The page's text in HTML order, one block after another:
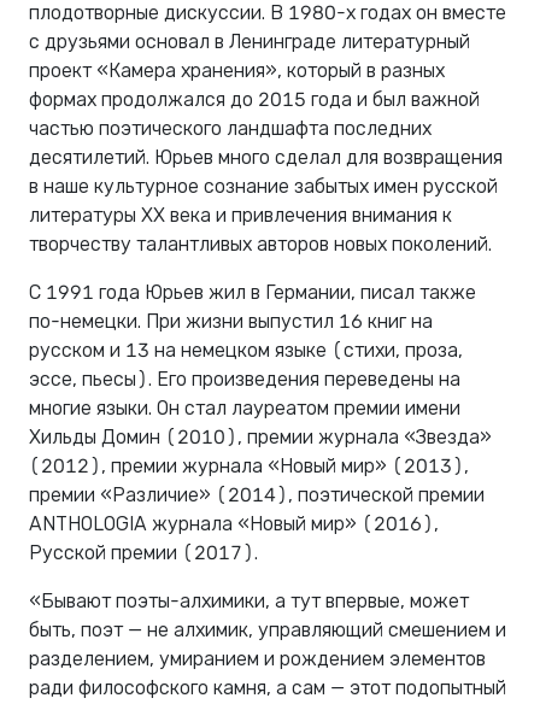
плодотворные дискуссии. В 1980-х годах он вместе
с друзьями основал в Ленинграде литературный
проект «Камера хранения», который в разных
формах продолжался до 2015 года и был важной
частью поэтического ландшафта последних
десятилетий. Юрьев много сделал для возвращения
в наше культурное сознание забытых имен русской
литературы XX века и привлечения внимания к
творчеству талантливых авторов новых поколений.
С 1991 года Юрьев жил в Германии, писал также
по-немецки. При жизни выпустил 16 книг на
русском и 13 на немецком языке (стихи, проза,
эссе, пьесы). Его произведения переведены на
многие языки. Он стал лауреатом премии имени
Хильды Домин (2010), премии журнала «Звезда»
(2012), премии журнала «Новый мир» (2013),
премии «Различие» (2014), поэтической премии
ANTHOLOGIA журнала «Новый мир» (2016),
Русской премии (2017).
«Бывают поэты-алхимики, а тут впервые, может
быть, поэт — не алхимик, управляющий смешением и
разделением, умиранием и рождением элементов
ради философского камня, а сам — этот подопытный